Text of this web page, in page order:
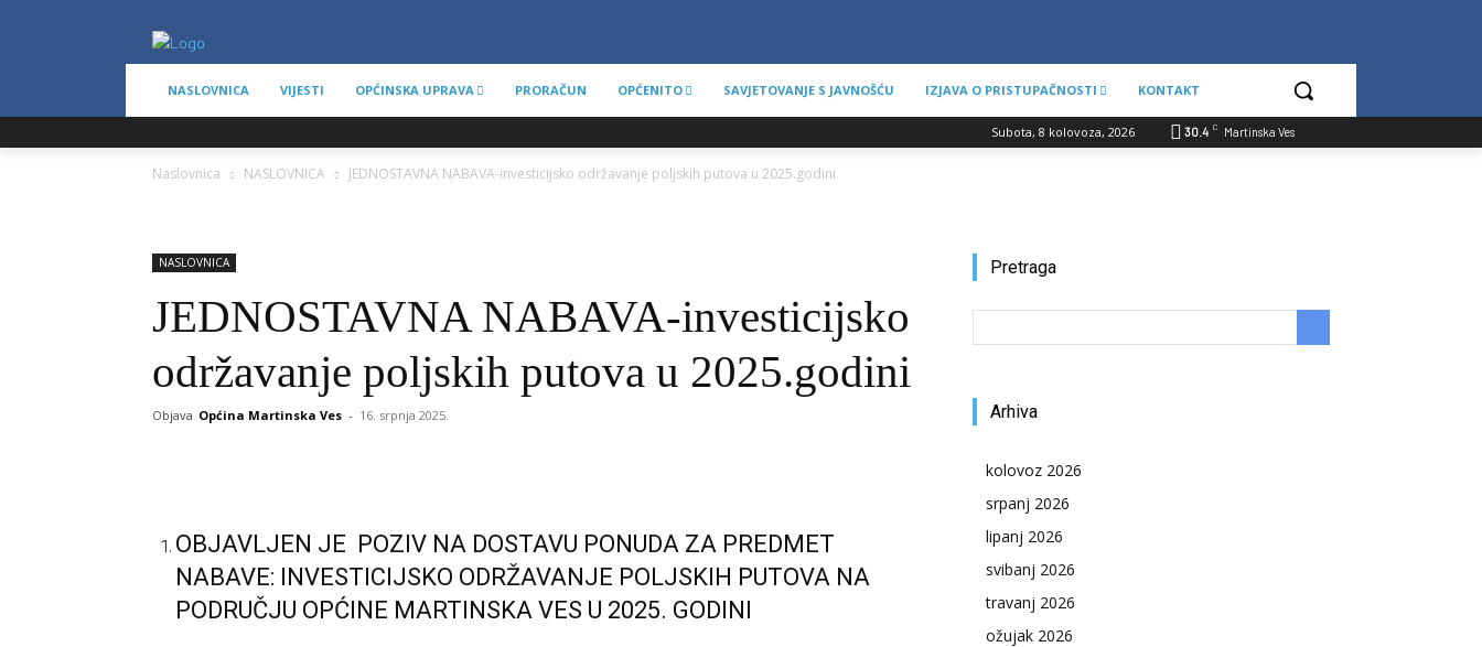
NASLOVNICA VIJESTI OPĆINSKA UPRAVA PRORAČUN OPĆENITO SAVJETOVANJE S JAVNOŠĆU IZJAVA O PRISTUPAČNOSTI KONTAKT
30.4 C Martinska Ves
Subota, 8 kolovoza, 2026
Naslovnica NASLOVNICA JEDNOSTAVNA NABAVA-investicijsko održavanje poljskih putova u 2025.godini
NASLOVNICA
JEDNOSTAVNA NABAVA-investicijsko
održavanje poljskih putova u 2025.godini
Objava Općina Martinska Ves - 16. srpnja 2025.
OBJAVLJEN JE POZIV NA DOSTAVU PONUDA ZA PREDMET
NABAVE: INVESTICIJSKO ODRŽAVANJE POLJSKIH PUTOVA NA
PODRUČJU OPĆINE MARTINSKA VES U 2025. GODINI
Pretraga
Arhiva
kolovoz 2026
srpanj 2026
lipanj 2026
svibanj 2026
travanj 2026
ožujak 2026